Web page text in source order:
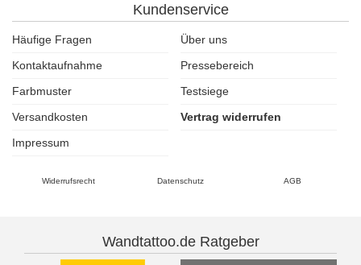
Kundenservice
Häufige Fragen
Über uns
Kontaktaufnahme
Pressebereich
Farbmuster
Testsiege
Versandkosten
Vertrag widerrufen
Impressum
Widerrufsrecht Datenschutz AGB
Wandtattoo.de Ratgeber